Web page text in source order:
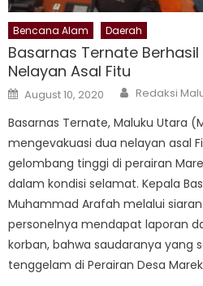
Bencana Alam Daerah
Basarnas Ternate
Nelayan Asal Fitu
Posted
on
August 10, 2020 Author
Redaksi
B​​​asarnas Ternate, Maluku Utara
mengevakuasi dua nelayan asal
gelombang tinggi di perairan
dalam kondisi selamat. Kepala
Muhammad Arafah melalui
personelnya mendapat laporan
korban, bahwa saudaranya yang
tenggelam di Perairan Desa